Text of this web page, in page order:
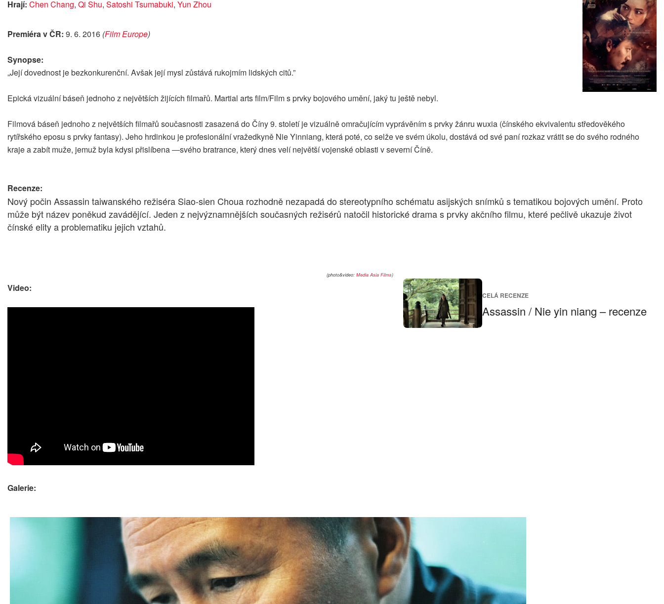
Hrají: Chen Chang, Qi Shu, Satoshi Tsumabuki, Yun Zhou
Premiéra v ČR: 9. 6. 2016 (Film Europe)
Synopse:
„Její dovednost je bezkonkurenční. Avšak její mysl zůstává rukojmím lidských citů.”
Epická vizuální báseň jednoho z největších žijících filmařů. Martial arts film/Film s prvky bojového umění, jaký tu ještě nebyl.
Filmová báseň jednoho z největších filmařů současnosti zasazená do Číny 9. století je vizuálně omračujícím vyprávěním s prvky žánru wuxia (čínského ekvivalentu středověkého
rytířského eposu s prvky fantasy). Jeho hrdinkou je profesionální vražedkyně Nie Yinniang, která poté, co selže ve svém úkolu, dostává od své paní rozkaz vrátit se do svého rodného
kraje a zabít muže, jemuž byla kdysi přislíbena ―svého bratrance, který dnes velí největší vojenské oblasti v severní Číně.
Recenze:
Nový počin Assassin taiwanského režiséra Siao-sien Choua rozhodně nezapadá do stereotypního schématu asijských snímků s tematikou bojových umění. Proto
může být název poněkud zavádějící. Jeden z nejvýznamnějších současných režisérů natočil historické drama s prvky akčního filmu, které pečlivě ukazuje život
čínské elity a problematiku jejich vztahů.
CELÁ RECENZE
Assassin / Nie yin niang – recenze
(photo&video: Media Asia Films)
Video:
Galerie: